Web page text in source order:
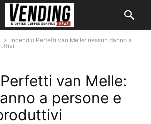
Incendio Perfetti van Melle: nessun danno a
van Melle:
a persone e